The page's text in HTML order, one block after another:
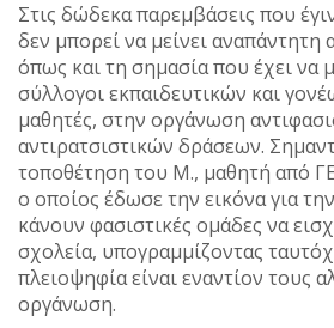
Στις δώδεκα παρεμβάσεις που
δεν μπορεί να μείνει
όπως και τη σημασία που έχει να
σύλλογοι εκπαιδευτικών και
μαθητές, στην οργάνωση
αντιρατσιστικών δράσεων.
τοποθέτηση του Μ., μαθητή από
ο οποίος έδωσε την εικόνα για
κάνουν φασιστικές ομάδες να
σχολεία, υπογραμμίζοντας
πλειοψηφία είναι εναντίον τους
οργάνωση.